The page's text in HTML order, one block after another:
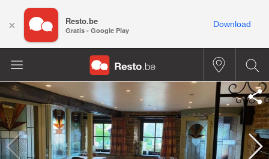
× Resto.be
Gratis - Google Play
Download